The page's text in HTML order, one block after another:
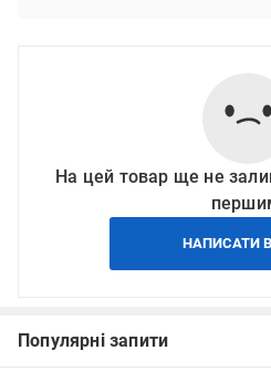
На цей товар ще не
НАПИСАТИ
Популярні запити